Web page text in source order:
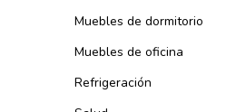
Muebles de dormitorio
Muebles de oficina
Refrigeración